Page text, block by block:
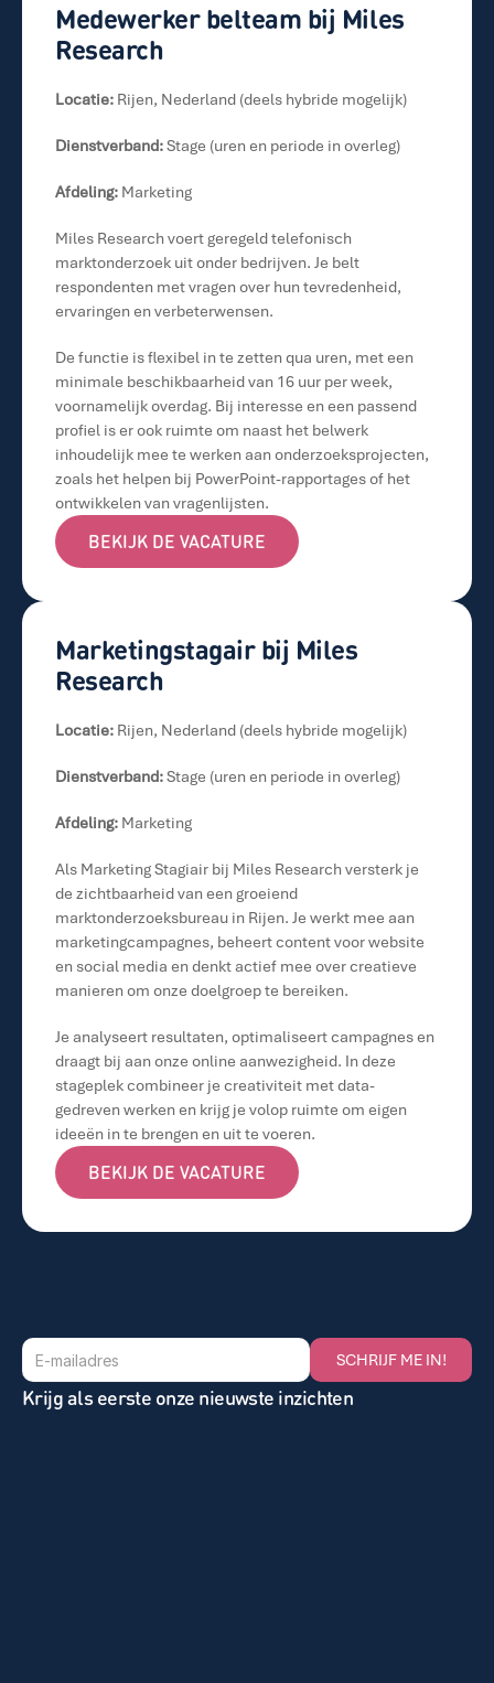
Medewerker belteam bij Miles
Research
Locatie: Rijen, Nederland (deels hybride mogelijk)
Dienstverband: Stage (uren en periode in overleg)
Afdeling: Marketing
Miles Research voert geregeld telefonisch
marktonderzoek uit onder bedrijven. Je belt
respondenten met vragen over hun tevredenheid,
ervaringen en verbeterwensen.
De functie is flexibel in te zetten qua uren, met een
minimale beschikbaarheid van 16 uur per week,
voornamelijk overdag. Bij interesse en een passend
profiel is er ook ruimte om naast het belwerk
inhoudelijk mee te werken aan onderzoeksprojecten,
zoals het helpen bij PowerPoint-rapportages of het
ontwikkelen van vragenlijsten.
BEKIJK DE VACATURE
BEKIJK DE VACATURE
Marketingstagair bij Miles
Research
Locatie: Rijen, Nederland (deels hybride mogelijk)
Dienstverband: Stage (uren en periode in overleg)
Afdeling: Marketing
Als Marketing Stagiair bij Miles Research versterk je
de zichtbaarheid van een groeiend
marktonderzoeksbureau in Rijen. Je werkt mee aan
marketingcampagnes, beheert content voor website
en social media en denkt actief mee over creatieve
manieren om onze doelgroep te bereiken.
Je analyseert resultaten, optimaliseert campagnes en
draagt bij aan onze online aanwezigheid. In deze
stageplek combineer je creativiteit met data-
gedreven werken en krijg je volop ruimte om eigen
ideeën in te brengen en uit te voeren.
BEKIJK DE VACATURE
BEKIJK DE VACATURE
SCHRIJF ME IN!
Krijg als eerste onze nieuwste inzichten